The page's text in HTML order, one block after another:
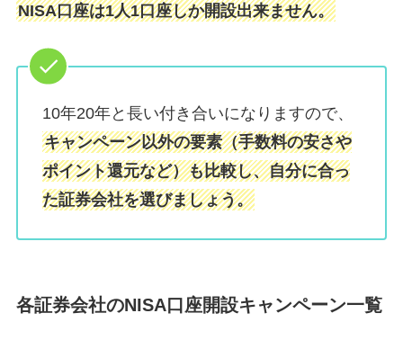
NISA口座は1人1口座しか開設出来ません。
10年20年と長い付き合いになりますので、
キャンペーン以外の要素（手数料の安さや
ポイント還元など）も比較し、自分に合っ
た証券会社を選びましょう。
各証券会社のNISA口座開設キャンペーン一覧